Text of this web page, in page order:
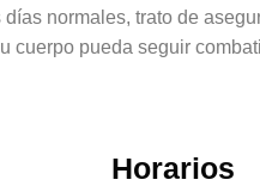
normales, trato de
cuerpo pueda seguir
Horarios